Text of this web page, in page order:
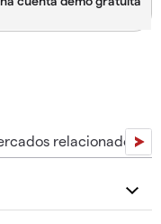
relacionados